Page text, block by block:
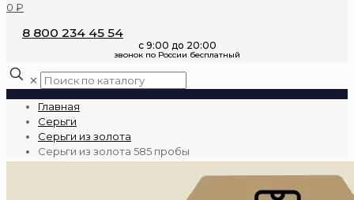
0 ₽
8 800 234 45 54
✕
Главная
Серьги
Серьги из золота
Серьги из золота 585 пробы